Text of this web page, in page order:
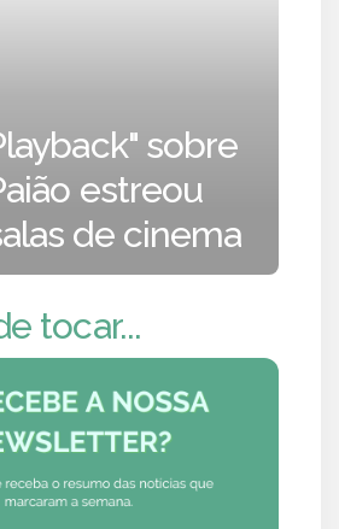
sobre
estreou
de cinema
tocar...